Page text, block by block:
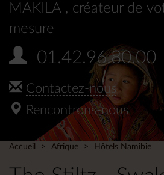
MAKILA , créateur de
mesure
01.42.96.80.00
Contactez-nous
Rencontrons-nous
Accueil Afrique Hôtels Namibie